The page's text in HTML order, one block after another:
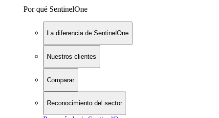
Por qué SentinelOne
La diferencia de SentinelOne
Nuestros clientes
Comparar
Reconocimiento del sector